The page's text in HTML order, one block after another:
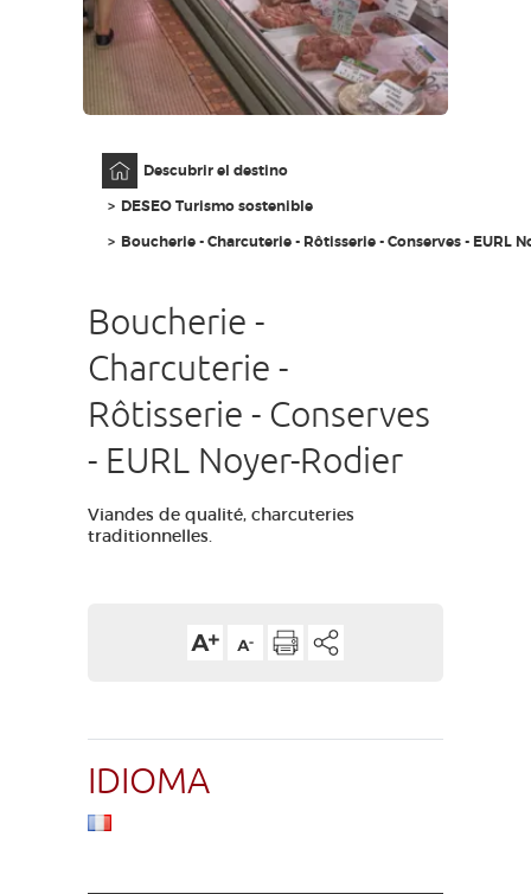
ES
Descubrir el destino
DESEO Turismo sostenible
Boucherie - Charcuterie - Rôtisserie - Conserves - EURL
Boucherie -
Charcuterie -
Rôtisserie - Conserves
- EURL Noyer-Rodier
Viandes de qualité, charcuteries
traditionnelles.
IDIOMA